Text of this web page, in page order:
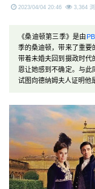
2023/04/04 20:46 3,364
《桑迪顿第三季》是由
季的桑迪顿，带来了重要
带着未婚夫回到摄政时代
恩让她感到不确定。与此
试图向德纳姆夫人证明他